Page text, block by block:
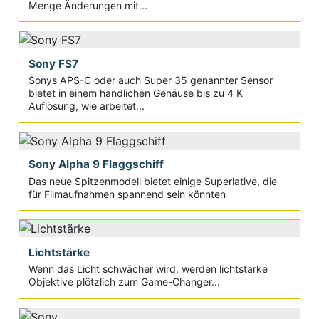
Menge Änderungen mit...
Sony FS7
Sonys APS-C oder auch Super 35 genannter Sensor
bietet in einem handlichen Gehäuse bis zu 4 K
Auflösung, wie arbeitet...
Sony Alpha 9 Flaggschiff
Das neue Spitzenmodell bietet einige Superlative, die
für Filmaufnahmen spannend sein könnten
Lichtstärke
Wenn das Licht schwächer wird, werden lichtstarke
Objektive plötzlich zum Game-Changer...